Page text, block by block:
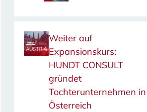
Weiter auf
Expansionskurs:
HUNDT CONSULT
gründet
Tochterunternehmen in
Österreich